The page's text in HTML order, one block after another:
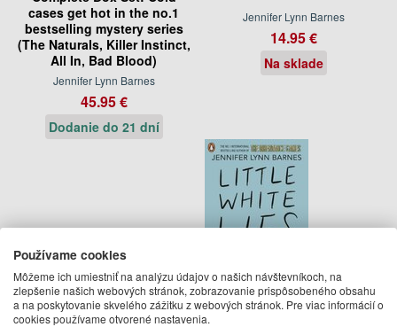
cases get hot in the no.1
bestselling mystery series
(The Naturals, Killer Instinct,
All In, Bad Blood)
Jennifer Lynn Barnes
45.95 €
Dodanie do 21 dní
Jennifer Lynn Barnes
14.95 €
Na sklade
Little White Lies
Používame cookies
Môžeme ich umiestniť na analýzu údajov o našich návštevníkoch, na
zlepšenie našich webových stránok, zobrazovanie prispôsobeného obsahu
a na poskytovanie skvelého zážitku z webových stránok. Pre viac informácií o
cookies používame otvorené nastavenia.